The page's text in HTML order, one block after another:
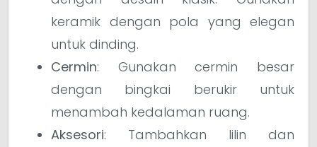
keramik dengan pola yang elegan
untuk dinding.
Cermin: Gunakan cermin besar
dengan bingkai berukir untuk
menambah kedalaman ruang.
Aksesori: Tambahkan lilin dan